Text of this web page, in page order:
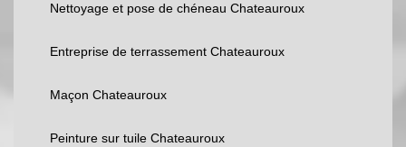
Nettoyage et pose de chéneau Chateauroux
Entreprise de terrassement Chateauroux
Maçon Chateauroux
Peinture sur tuile Chateauroux